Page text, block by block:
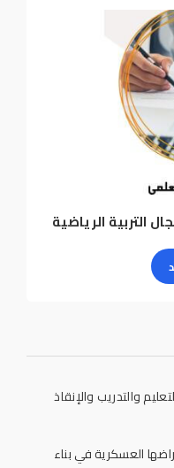
التربية الرياضية
والتدريب والإنقاذ
العسكرية في بناء